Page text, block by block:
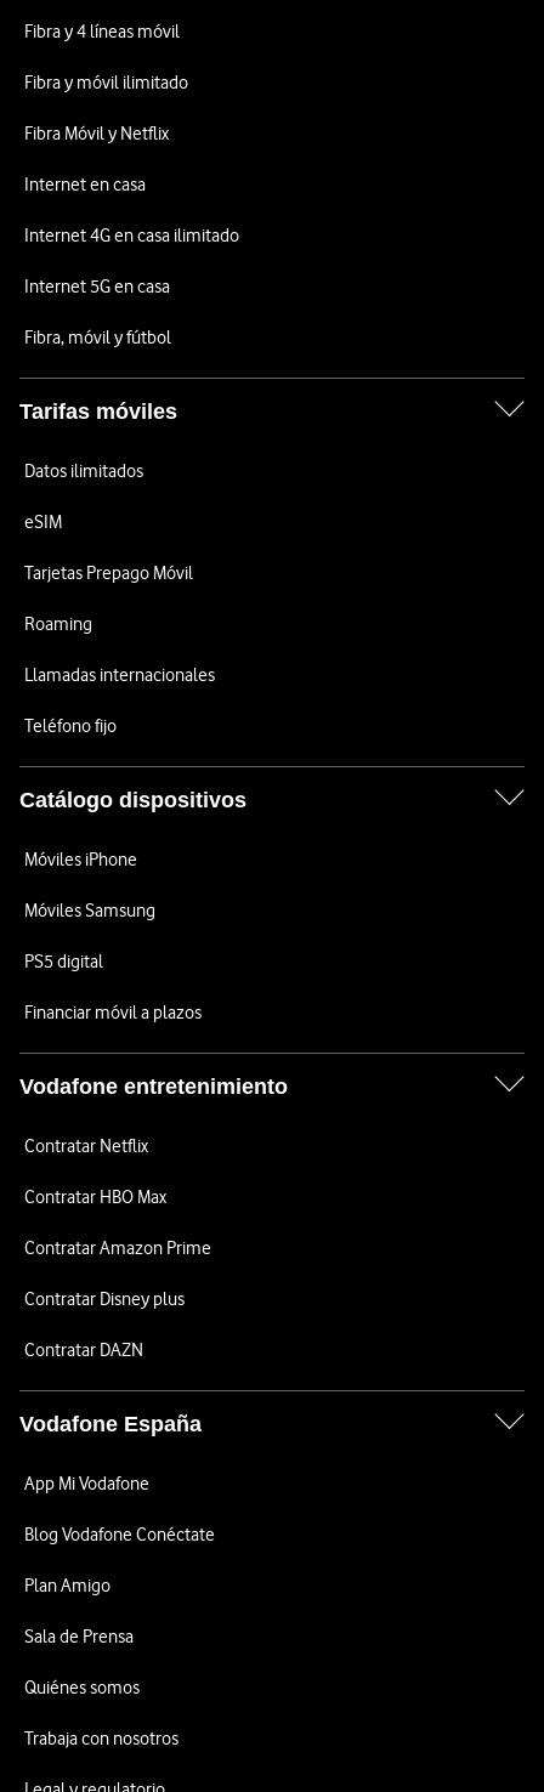
Fibra y 4 líneas móvil
Fibra y móvil ilimitado
Fibra Móvil y Netflix
Internet en casa
Internet 4G en casa ilimitado
Internet 5G en casa
Fibra, móvil y fútbol
Tarifas móviles
Datos ilimitados
eSIM
Tarjetas Prepago Móvil
Roaming
Llamadas internacionales
Teléfono fijo
Catálogo dispositivos
Móviles iPhone
Móviles Samsung
PS5 digital
Financiar móvil a plazos
Vodafone entretenimiento
Contratar Netflix
Contratar HBO Max
Contratar Amazon Prime
Contratar Disney plus
Contratar DAZN
Vodafone España
App Mi Vodafone
Blog Vodafone Conéctate
Plan Amigo
Sala de Prensa
Quiénes somos
Trabaja con nosotros